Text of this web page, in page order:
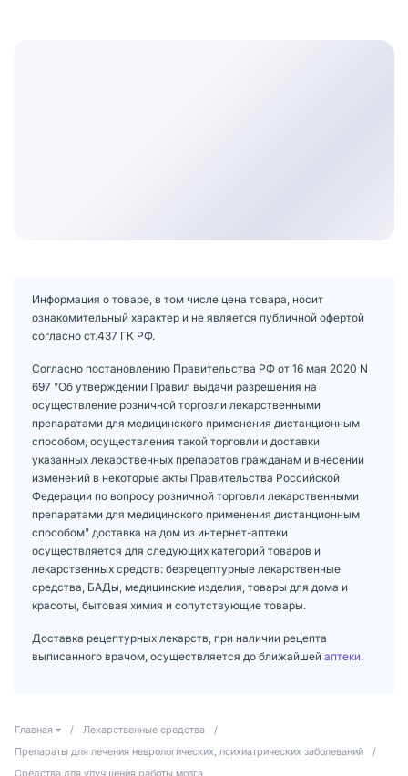
Информация о товаре, в том числе цена товара, носит
ознакомительный характер и не является публичной офертой
согласно ст.437 ГК РФ.
Согласно постановлению Правительства РФ от 16 мая 2020 N
697 "Об утверждении Правил выдачи разрешения на
осуществление розничной торговли лекарственными
препаратами для медицинского применения дистанционным
способом, осуществления такой торговли и доставки
указанных лекарственных препаратов гражданам и внесении
изменений в некоторые акты Правительства Российской
Федерации по вопросу розничной торговли лекарственными
препаратами для медицинского применения дистанционным
способом" доставка на дом из интернет-аптеки
осуществляется для следующих категорий товаров и
лекарственных средств: безрецептурные лекарственные
средства, БАДы, медицинские изделия, товары для дома и
красоты, бытовая химия и сопутствующие товары.
Доставка рецептурных лекарств, при наличии рецепта
выписанного врачом, осуществляется до ближайшей аптеки.
Главная / Лекарственные средства
/
Препараты для лечения неврологических, психиатрических заболеваний
/
Средства для улучшения работы мозга